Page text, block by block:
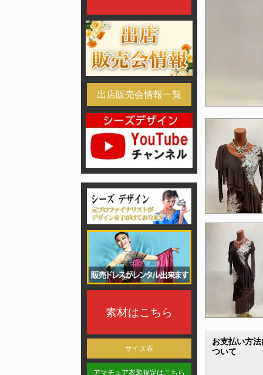
出店販売会情報一覧
素材はこちら
サイズ表
アマチュア衣装規定はこちら
お支払い方法
ついて